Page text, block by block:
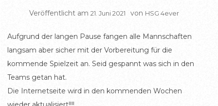
Veröffentlicht am 21. Juni 2021 von HSG 4ever
Aufgrund der langen Pause fangen alle Mannschaften
langsam aber sicher mit der Vorbereitung für die
kommende Spielzeit an. Seid gespannt was sich in den
Teams getan hat.
Die Internetseite wird in den kommenden Wochen